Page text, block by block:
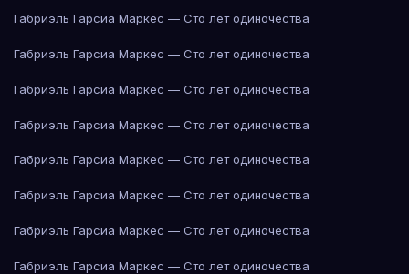
Габриэль Гарсиа Маркес — Сто лет одиночества
Габриэль Гарсиа Маркес — Сто лет одиночества
Габриэль Гарсиа Маркес — Сто лет одиночества
Габриэль Гарсиа Маркес — Сто лет одиночества
Габриэль Гарсиа Маркес — Сто лет одиночества
Габриэль Гарсиа Маркес — Сто лет одиночества
Габриэль Гарсиа Маркес — Сто лет одиночества
Габриэль Гарсиа Маркес — Сто лет одиночества